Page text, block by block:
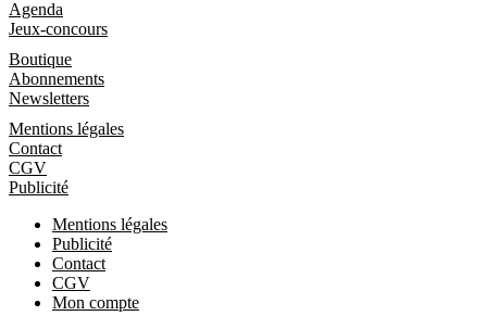
Agenda
Jeux-concours
Boutique
Abonnements
Newsletters
Mentions légales
Contact
CGV
Publicité
Mentions légales
Publicité
Contact
CGV
Mon compte